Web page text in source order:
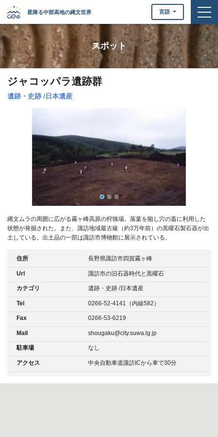
星降る中部高地の縄文世界 言語
スポット
ジャコッパラ遺跡群
遺跡・史跡 /日本遺産
縄文ムラの周囲に広がる霧ヶ峰高原の狩猟場。落葉を陥し穴の蓋に利用した
状態が発掘された。また、諏訪地域最古級（約3万年前）の黒曜石製石器が出
土している。出土品の一部は諏訪市博物館に展示されている。
住所 長野県諏訪市四賀霧ヶ峰
Url 諏訪市の旧石器時代と黒曜石
カテゴリ 遺跡・史跡 /日本遺産
Tel 0266-52-4141（内線582）
Fax 0266-53-6219
Mail shougaku@city.suwa.lg.jp
駐車場 なし
アクセス 中央自動車道諏訪ICから車で30分